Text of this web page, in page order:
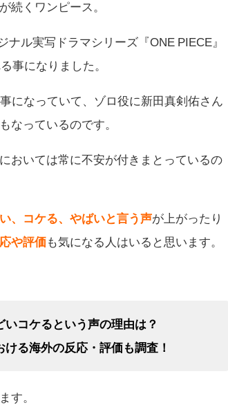
続くワンピース。
ナル実写ドラマシリーズ『ONE PIECE』
事になりました。
になっていて、ゾロ役に新田真剣佑さん
なっているのです。
おいては常に不安が付きまとっているの
、コケる、やばいと言う声が上がったり
や評価も気になる人はいると思います。
いコケるという声の理由は？
ける海外の反応・評価も調査！
す。